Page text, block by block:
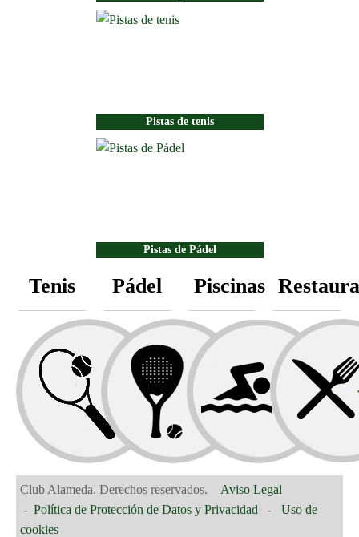
Pistas de tenis
Pistas de Pádel
Gimnasio
Parque Infantil
Tenis Pádel
Pádel de hierba
artificial
iluminadas.
MÁS
INFO.
Piscinas
Club Alameda. Derechos reservados. Aviso Legal
- Política de Protección de Datos y Privacidad - Uso de
cookies